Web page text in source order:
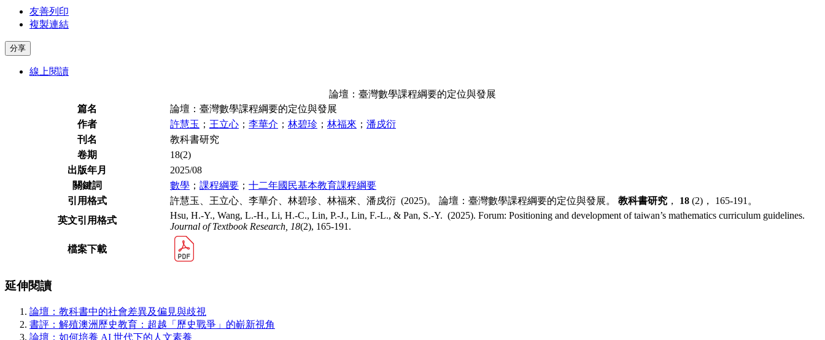
友善列印
複製連結
分享
線上閱讀
論壇：臺灣數學課程綱要的定位與發展
篇名
論壇：臺灣數學課程綱要的定位與發展
作者
許慧玉 ； 王立心 ； 李華介 ； 林碧珍 ； 林福來 ； 潘戍衍
刊名
教科書研究
卷期
18(2)
出版年月
2025/08
關鍵詞
數學 ； 課程綱要 ； 十二年國民基本教育課程綱要
引用格式
許慧玉、王立心、李華介、林碧珍、林福來、潘戍衍 (2025)。 論壇：臺灣數學課程綱要的定位與發展。 教科書研究 ， 18 (2)， 165-191。
英文引用格式
Hsu, H.-Y., Wang, L.-H., Li, H.-C., Lin, P.-J., Lin, F.-L., & Pan, S.-Y. (2025). Forum: Positioning and development of taiwan’s mathematics curriculum guidelines.
Journal of Textbook Research, 18(2), 165-191.
檔案下載
延伸閱讀
論壇：教科書中的社會差異及偏見與歧視
書評：解殖澳洲歷史教育：超越「歷史戰爭」的嶄新視角
論壇：如何培養 AI 世代下的人文素養